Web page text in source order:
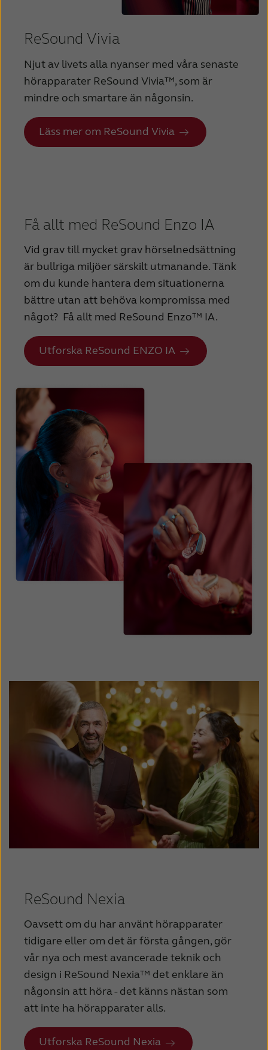
New Zealand
Schweiz Suisse
Suomi Sverige
Türkçe United Kingdom
United States Österreich
ReSound Vivia
Njut av livets alla nyanser med våra senaste
hörapparater ReSound Vivia™, som är
mindre och smartare än någonsin.
Läss mer om ReSound Vivia
Få allt med ReSound Enzo IA
Vid grav till mycket grav hörselnedsättning
är bullriga miljöer särskilt utmanande. Tänk
om du kunde hantera dem situationerna
bättre utan att behöva kompromissa med
något? Få allt med ReSound Enzo™ IA.
Utforska ReSound ENZO IA
ReSound Nexia
Oavsett om du har använt hörapparater
tidigare eller om det är första gången, gör
vår nya och mest avancerade teknik och
design i ReSound Nexia™ det enklare än
någonsin att höra - det känns nästan som
att inte ha hörapparater alls.
Utforska ReSound Nexia